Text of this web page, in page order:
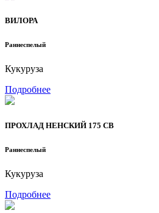
ВИЛОРА
Раннеспелый
Кукуруза
Подробнее
ПРОХЛАД НЕНСКИЙ 175 СВ
Раннеспелый
Кукуруза
Подробнее